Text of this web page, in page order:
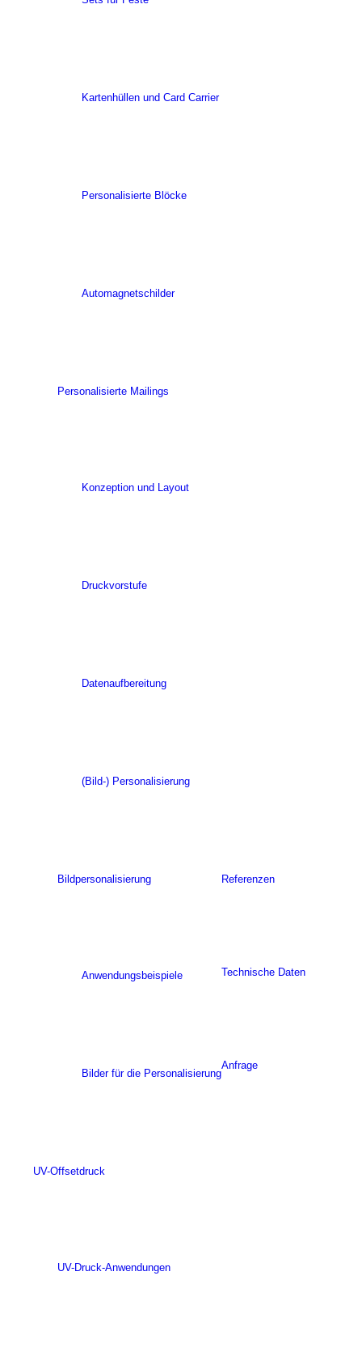
Kartenhüllen und Card Carrier
Personalisierte Blöcke
Automagnetschilder
Personalisierte Mailings
Konzeption und Layout
Druckvorstufe
Datenaufbereitung
(Bild-) Personalisierung
Bildpersonalisierung
Anwendungsbeispiele
Bilder für die Personalisierung
Referenzen
Technische Daten
Anfrage
UV-Offsetdruck
UV-Druck-Anwendungen